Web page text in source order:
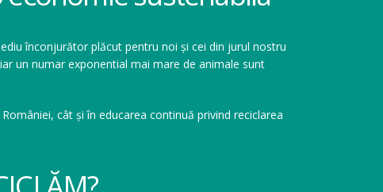
înconjurător plăcut pentru noi și cei din jurul nostru
un numar exponential mai mare de animale sunt
cât și în educarea continuă privind reciclarea